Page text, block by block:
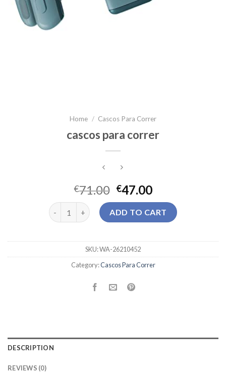
Home / Cascos Para Correr
cascos para correr
€71.00 €47.00
cascos para correr quantityADD TO CART
SKU:WA-26210452
Category:Cascos Para Correr
DESCRIPTION
REVIEWS (0)